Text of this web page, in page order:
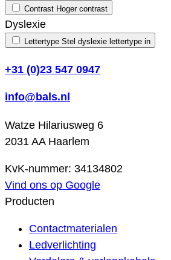
Contrast Hoger contrast
Dyslexie
Lettertype Stel dyslexie lettertype in
+31 (0)23 547 0947
info@bals.nl
Watze Hilariusweg 6
2031 AA Haarlem
KvK-nummer: 34134802
Vind ons op Google
Producten
Contactmaterialen
Ledverlichting